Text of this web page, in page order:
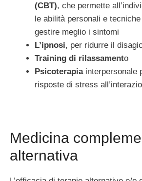
(CBT), che permette
le abilità personali e
gestire meglio i sintomi
L’ipnosi, per ridurre il
Training di rilassamento
Psicoterapiainterpersonale
risposte di stress
Medicina
alternativa